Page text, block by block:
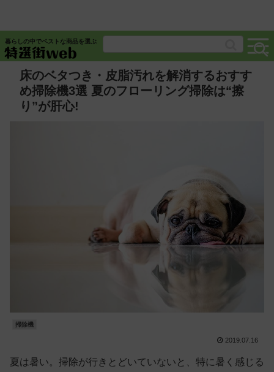
暮らしの中でベストな商品を選ぶ
床のベタつき・皮脂汚れを解消するおすす
め掃除機3選 夏のフローリング掃除は“擦
り”が肝心!
掃除機
2019.07.16
夏は暑い。掃除が行きとどいていないと、特に暑く感じる